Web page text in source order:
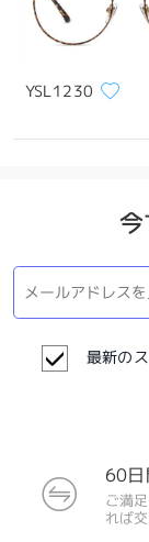
YSL1230
最新の
60
ご満
れば